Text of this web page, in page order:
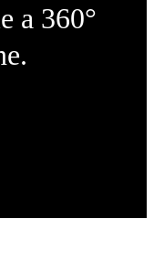
a 360°